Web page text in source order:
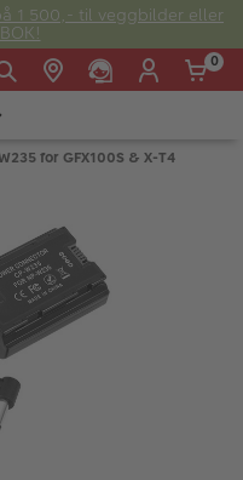
1 500,- til veggbilder eller
Søndag: 20:00
post:
0
for GFX100S & X-T4